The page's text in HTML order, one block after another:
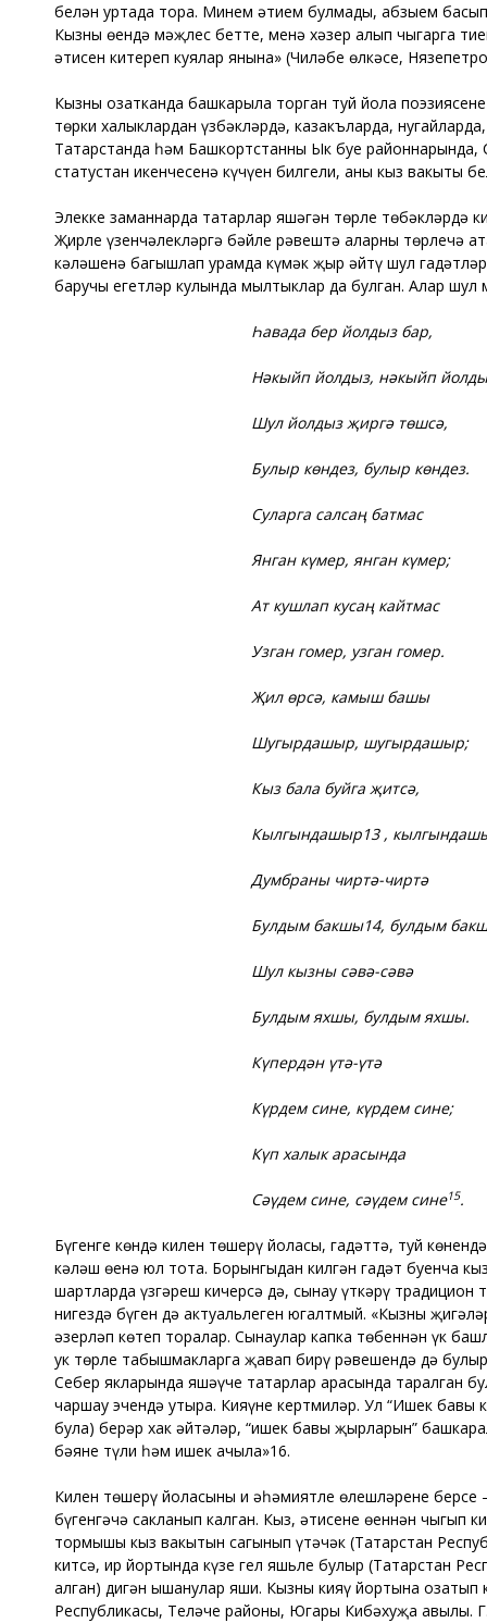
белән уртада тора. Минем әтием булмады, абзыем
Кызның өендә мәҗлес бетте, менә хәзер алып чыгарга
әтисен китереп куялар янына» (Чиләбе өлкәсе,
Кызны озатканда башкарыла торган туй йола
төрки халыклардан үзбәкләрдә, казакъларда,
Татарстанда һәм Башкортстанның Ык буе
статустан икенчесенә күчүен билгели, аның кыз вакыты
Элекке заманнарда татарлар яшәгән төрле төбәкләрдә
Җирле үзенчәлекләргә бәйле рәвештә аларны төрлечә
кәләшенә багышлап урамда күмәк җыр әйтү шул
баручы егетләр кулында мылтыклар да булган. Алар
Һавада бер йолдыз бар,
Нәкыйп йолдыз, нәкыйп
Шул йолдыз җиргә төшсә,
Булыр көндез, булыр көндез.
Суларга салсаң батмас
Янган күмер, янган күмер;
Ат кушлап кусаң кайтмас
Узган гомер, узган гомер.
Җил өрсә, камыш башы
Шугырдашыр, шугырдашыр;
Кыз бала буйга җитсә,
Кылгындашыр13 ,
Думбраны чиртә-чиртә
Булдым бакшы14, булдым
Шул кызны сәвә-сәвә
Булдым яхшы, булдым яхшы.
Күпердән үтә-үтә
Күрдем сине, күрдем сине;
Күп халык арасында
Сәүдем сине, сәүдем сине15.
Бүгенге көндә килен төшерү йоласы, гадәттә, туй
кәләш өенә юл тота. Борынгыдан килгән гадәт буенча
шартларда үзгәреш кичерсә дә, сынау үткәрү
нигездә бүген дә актуальлеген югалтмый. «Кызның
әзерләп көтеп торалар. Сынаулар капка төбеннән үк
ук төрле табышмакларга җавап бирү рәвешендә дә
Себер якларында яшәүче татарлар арасында таралган
чаршау эчендә утыра. Кияүне кертмиләр. Ул “Ишек бавы
була) берәр хак әйтәләр, “ишек бавы җырларын”
бәяне түли һәм ишек ачыла»16.
Килен төшерү йоласының иң әһәмиятле өлешләренең
бүгенгәчә сакланып калган. Кыз, әтисенең өеннән
тормышы кыз вакытын сагынып үтәчәк (Татарстан
китсә, ир йортында күзе гел яшьле булыр (Татарстан
алган) дигән ышанулар яши. Кызны кияү йортына озатып
Республикасы, Теләче районы, Югары Кибәхуҗа авылы.